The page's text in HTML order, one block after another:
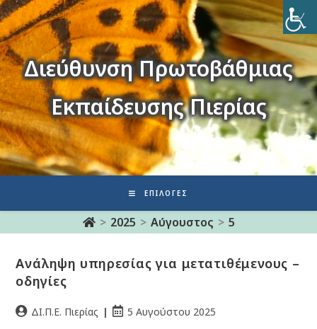
Διεύθυνση Πρωτοβάθμιας
Εκπαίδευσης Πιερίας
ΕΠΙΛΟΓΈΣ
> 2025 > Αύγουστος > 5
Ανάληψη υπηρεσίας για μετατιθέμενους –
οδηγίες
ΔΙ.Π.Ε. Πιερίας 5 Αυγούστου 2025